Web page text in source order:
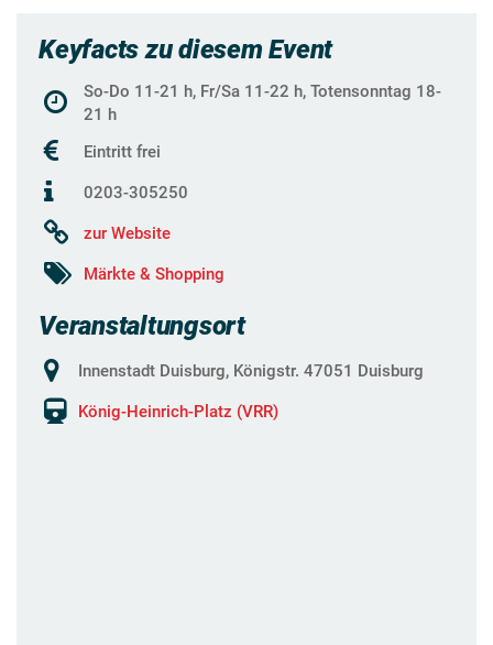
Keyfacts zu diesem Event
So-Do 11-21 h, Fr/Sa 11-22 h, Totensonntag 18-
21 h
Eintritt frei
0203-305250
zur Website
Märkte & Shopping
Veranstaltungsort
Innenstadt Duisburg, Königstr. 47051 Duisburg
König-Heinrich-Platz (VRR)